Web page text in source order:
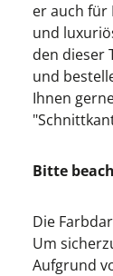
er auch für
und
den dieser
und
Ihnen
Bitte
Die
Um
Aufgrund